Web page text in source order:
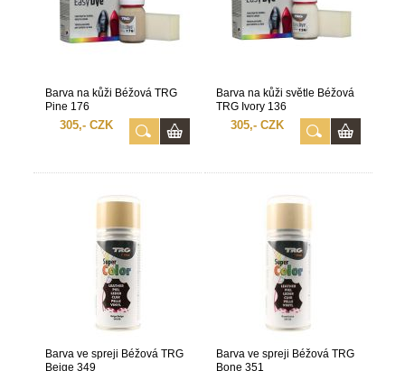
Barva na kůži Béžová TRG
Pine 176
305,- CZK
Barva na kůži světle Béžová
TRG Ivory 136
305,- CZK
Barva ve spreji Béžová TRG
Beige 349
Barva ve spreji Béžová TRG
Bone 351